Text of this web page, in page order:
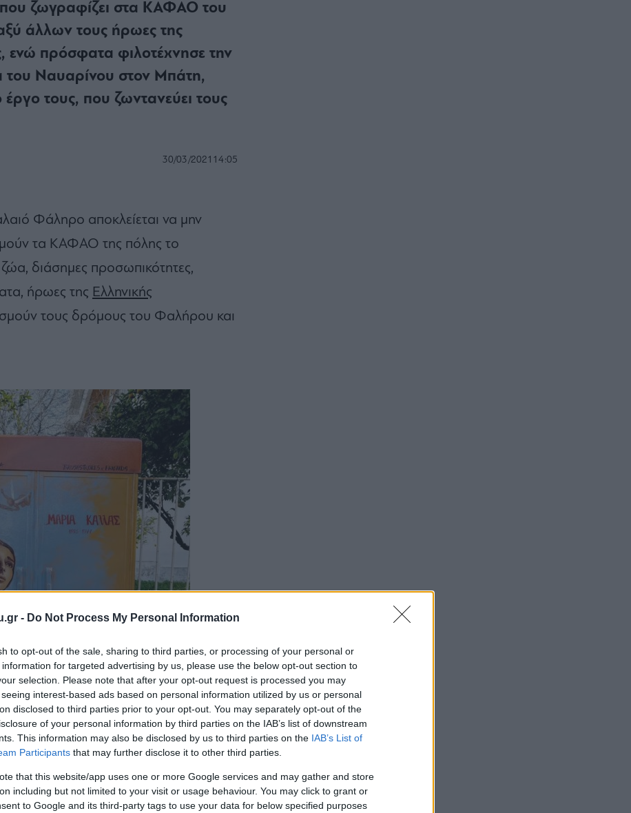
- Do Not Process My Personal Information
to opt-out of the sale, sharing to third parties, or processing of your personal or
for targeted advertising by us, please use the below opt-out section to
selection. Please note that after your opt-out request is processed you may
interest-based ads based on personal information utilized by us or personal
disclosed to third parties prior to your opt-out. You may separately opt-out of the
of your personal information by third parties on the IAB’s list of downstream
This information may also be disclosed by us to third parties on the IAB’s List of
Participants that may further disclose it to other third parties.
that this website/app uses one or more Google services and may gather and store
including but not limited to your visit or usage behaviour. You may click to grant or
to Google and its third-party tags to use your data for below specified purposes
ζωγραφίζει στα ΚΑΦΑΟ του
άλλων τους ήρωες της
ενώ πρόσφατα φιλοτέχνησε την
του Ναυαρίνου στον Μπάτη,
τους, που ζωντανεύει τους
30/03/2021 14:05
Φάληρο αποκλείεται να μην
τα ΚΑΦΑΟ της πόλης το
διάσημες προσωπικότητες,
ήρωες της Ελληνικής
τους δρόμους του Φαλήρου και